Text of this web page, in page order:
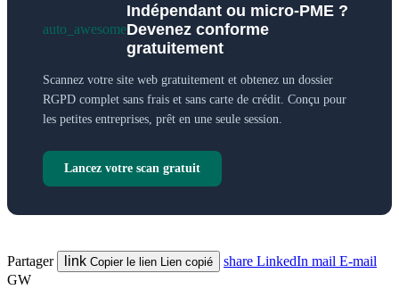
auto_awesome
Indépendant ou micro-PME ?
Devenez conforme
gratuitement
Scannez votre site web gratuitement et obtenez un dossier
RGPD complet sans frais et sans carte de crédit. Conçu pour
les petites entreprises, prêt en une seule session.
Lancez votre scan gratuit
Partager link Copier le lien Lien copié share LinkedIn mail E-mail
GW